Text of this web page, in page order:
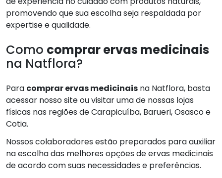
promovendo que sua escolha seja respaldada por
expertise e qualidade.
Como comprar ervas medicinais
na Natflora?
Para comprar ervas medicinais na Natflora, basta
acessar nosso site ou visitar uma de nossas lojas
físicas nas regiões de Carapicuíba, Barueri, Osasco e
Cotia.
Nossos colaboradores estão preparados para auxiliar
na escolha das melhores opções de ervas medicinais
de acordo com suas necessidades e preferências.